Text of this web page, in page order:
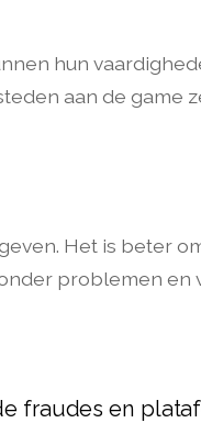
hun
aan de game
Het is beter
problemen en
fraudes en